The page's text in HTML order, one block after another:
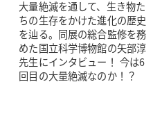
大量絶滅を通して、生き物た
ちの生存をかけた進化の歴史
を辿る。同展の総合監修を務
めた国立科学博物館の矢部淳
先生にインタビュー！ 今は6
回目の大量絶滅なのか！？